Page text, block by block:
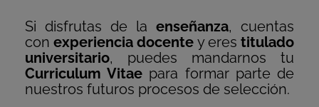
Si disfrutas de la enseñanza, cuentas
conexperiencia docente y erestitulado
universitario, puedes mandarnos tu
Curriculum Vitae para formar parte de
nuestros futuros procesos de selección.